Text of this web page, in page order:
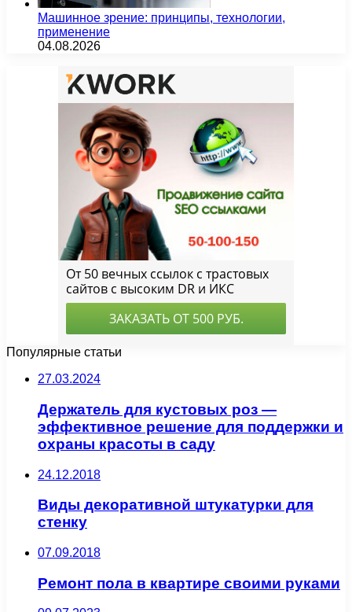
Машинное зрение: принципы, технологии,
применение
04.08.2026
Популярные статьи
27.03.2024
Держатель для кустовых роз —
эффективное решение для поддержки и
охраны красоты в саду
24.12.2018
Виды декоративной штукатурки для
стенку
07.09.2018
Ремонт пола в квартире своими руками